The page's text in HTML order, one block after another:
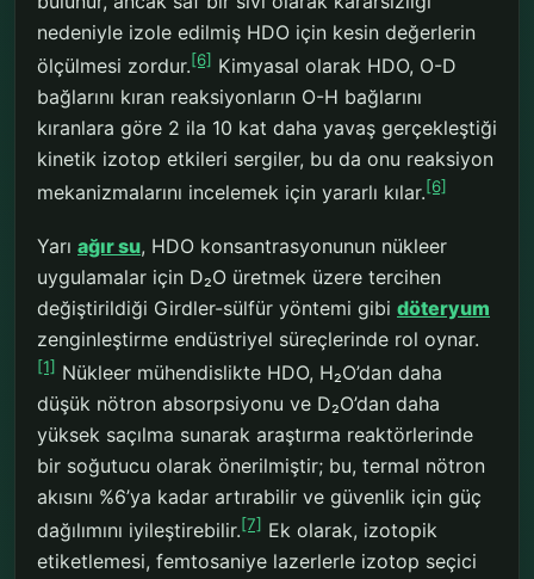
nedeniyle izole edilmiş HDO için kesin değerlerin
ölçülmesi zordur.[6] Kimyasal olarak HDO, O-D
bağlarını kıran reaksiyonların O-H bağlarını
kıranlara göre 2 ila 10 kat daha yavaş gerçekleştiği
kinetik izotop etkileri sergiler, bu da onu reaksiyon
mekanizmalarını incelemek için yararlı kılar.[6]
Yarı ağır su, HDO konsantrasyonunun nükleer
uygulamalar için D₂O üretmek üzere tercihen
değiştirildiği Girdler-sülfür yöntemi gibi döteryum
zenginleştirme endüstriyel süreçlerinde rol oynar.
[1] Nükleer mühendislikte HDO, H₂O’dan daha
düşük nötron absorpsiyonu ve D₂O’dan daha
yüksek saçılma sunarak araştırma reaktörlerinde
bir soğutucu olarak önerilmiştir; bu, termal nötron
akısını %6’ya kadar artırabilir ve güvenlik için güç
dağılımını iyileştirebilir.[7] Ek olarak, izotopik
etiketlemesi, femtosaniye lazerlerle izotop seçici